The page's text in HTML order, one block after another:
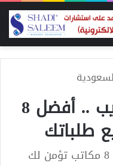
تصميم تطبيقات الويب .. أفضل 8
طلباتك
تصميم تطبيقات الويب .. أفضل 8 مكاتب تؤمن لك